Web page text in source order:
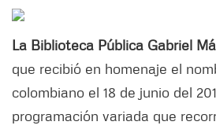
La Biblioteca Pública Gabriel
que recibió en homenaje el
colombiano el 18 de junio del
programación variada que